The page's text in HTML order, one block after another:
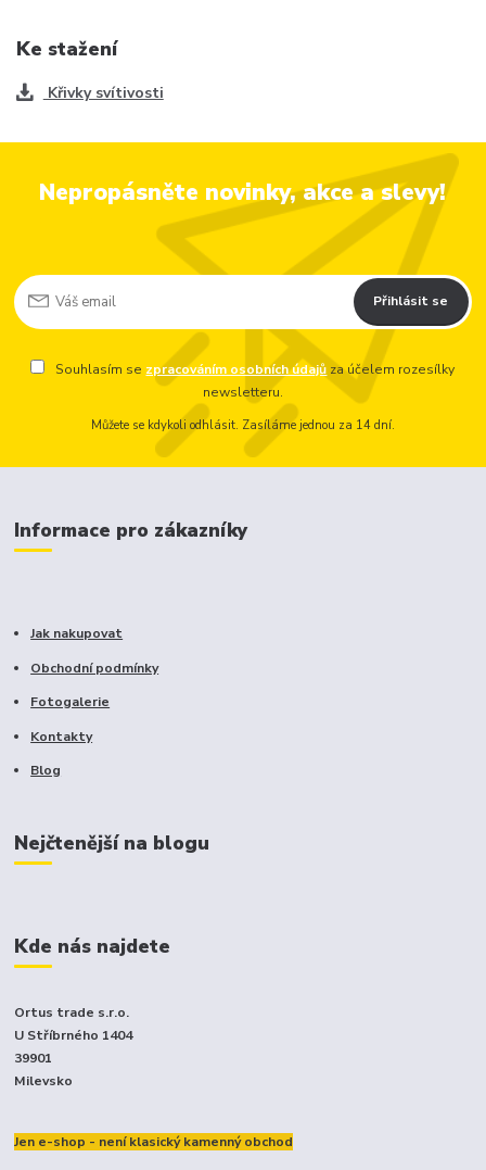
Ke stažení
Křivky svítivosti
Nepropásněte novinky, akce a slevy!
Přihlásit se
Souhlasím se zpracováním osobních údajů za účelem rozesílky
newsletteru.
Můžete se kdykoli odhlásit. Zasíláme jednou za 14 dní.
Informace pro zákazníky
Jak nakupovat
Obchodní podmínky
Fotogalerie
Kontakty
Blog
Nejčtenější na blogu
Kde nás najdete
Ortus trade s.r.o.
U Stříbrného 1404
39901
Milevsko
Jen e-shop - není klasický kamenný obchod